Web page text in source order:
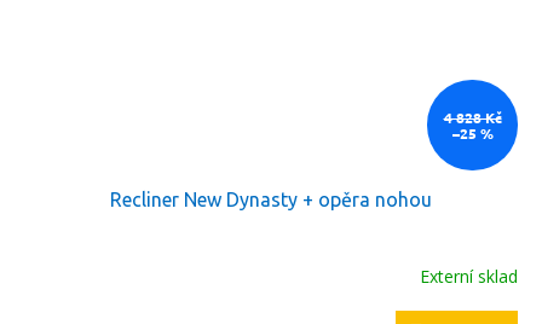
4 828 Kč
–25 %
Recliner New Dynasty + opěra nohou
Externí sklad